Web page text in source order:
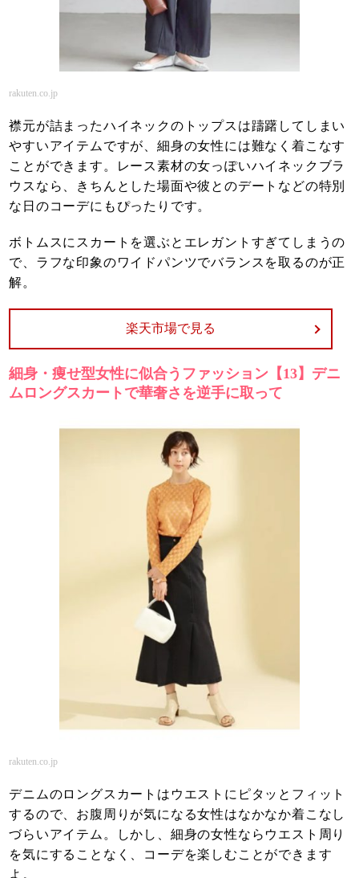
rakuten.co.jp
襟元が詰まったハイネックのトップスは躊躇してしまい
やすいアイテムですが、細身の女性には難なく着こなす
ことができます。レース素材の女っぽいハイネックブラ
ウスなら、きちんとした場面や彼とのデートなどの特別
な日のコーデにもぴったりです。
ボトムスにスカートを選ぶとエレガントすぎてしまうの
で、ラフな印象のワイドパンツでバランスを取るのが正
解。
楽天市場で見る
細身・痩せ型女性に似合うファッション【13】デニ
ムロングスカートで華奢さを逆手に取って
rakuten.co.jp
デニムのロングスカートはウエストにピタッとフィット
するので、お腹周りが気になる女性はなかなか着こなし
づらいアイテム。しかし、細身の女性ならウエスト周り
を気にすることなく、コーデを楽しむことができます
よ。